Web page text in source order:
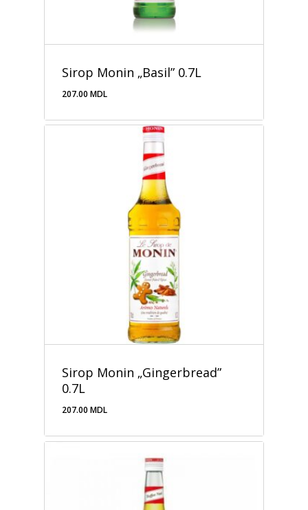
Sirop Monin „Basil” 0.7L
207.00 MDL
Sirop Monin „Gingerbread”
0.7L
207.00 MDL